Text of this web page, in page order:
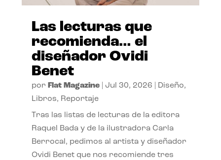
Las lecturas que
recomienda… el
diseñador Ovidi
Benet
por Flat Magazine| Jul 30, 2026 Diseño,
Libros, Reportaje
Tras las listas de lecturas de la editora
Raquel Bada y de la ilustradora Carla
Berrocal, pedimos al artista y diseñador
Ovidi Benet que nos recomiende tres